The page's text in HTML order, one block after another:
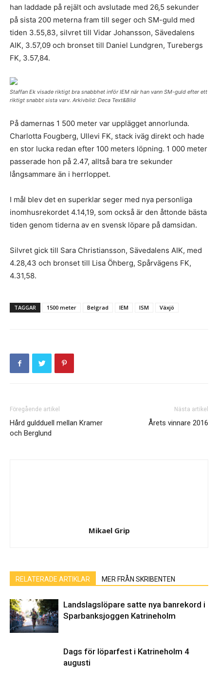
han laddade på rejält och avslutade med 26,5 sekunder
på sista 200 meterna fram till seger och SM-guld med
tiden 3.55,83, silvret till Vidar Johansson, Sävedalens
AIK, 3.57,09 och bronset till Daniel Lundgren, Turebergs
FK, 3.57,84.
Staffan Ek visade riktigt bra snabbhet inför IEM när han vann SM-guld efter ett
riktigt snabbt sista varv. Arkivbild: Deca Text&Bild
På damernas 1 500 meter var upplägget annorlunda.
Charlotta Fougberg, Ullevi FK, stack iväg direkt och hade
en stor lucka redan efter 100 meters löpning. 1 000 meter
passerade hon på 2.47, alltså bara tre sekunder
långsammare än i herrloppet.
I mål blev det en superklar seger med nya personliga
inomhusrekordet 4.14,19, som också är den åttonde bästa
tiden genom tiderna av en svensk löpare på damsidan.
Silvret gick till Sara Christiansson, Sävedalens AIK, med
4.28,43 och bronset till Lisa Öhberg, Spårvägens FK,
4.31,58.
TAGGAR 1500 meter Belgrad IEM ISM Växjö
Föregående artikel
Hård guldduell mellan Kramer
och Berglund
Nästa artikel
Årets vinnare 2016
Mikael Grip
RELATERADE ARTIKLAR MER FRÅN SKRIBENTEN
Landslagslöpare satte nya banrekord i
Sparbanksjoggen Katrineholm
Dags för löparfest i Katrineholm 4
augusti